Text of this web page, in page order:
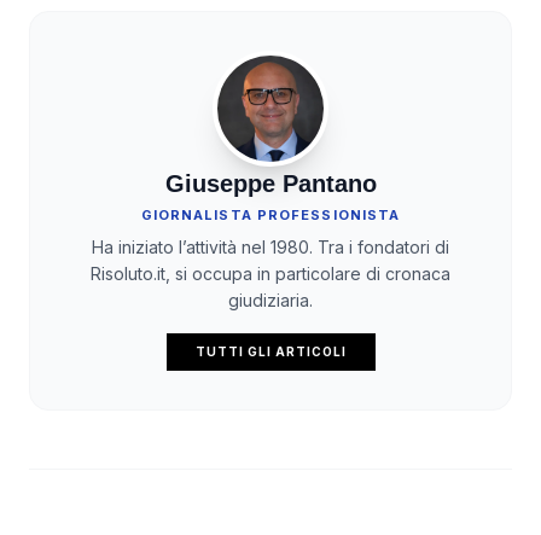
Giuseppe Pantano
GIORNALISTA PROFESSIONISTA
Ha iniziato l’attività nel 1980. Tra i fondatori di
Risoluto.it, si occupa in particolare di cronaca
giudiziaria.
TUTTI GLI ARTICOLI